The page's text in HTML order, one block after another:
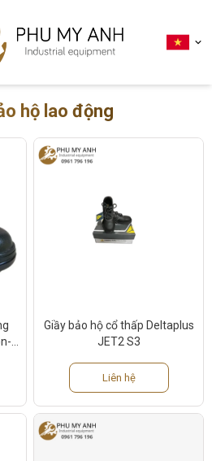
hộ lao động
Giầy bảo hộ cổ thấp Deltaplus
JET2 S3
Liên hệ